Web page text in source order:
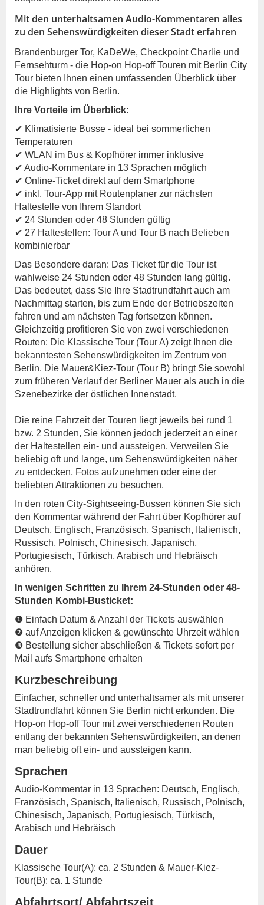
Mit den unterhaltsamen Audio-Kommentaren alles
zu den Sehenswürdigkeiten dieser Stadt erfahren
Brandenburger Tor, KaDeWe, Checkpoint Charlie und
Fernsehturm - die Hop-on Hop-off Touren mit Berlin City
Tour bieten Ihnen einen umfassenden Überblick über
die Highlights von Berlin.
Ihre Vorteile im Überblick:
✔ Klimatisierte Busse - ideal bei sommerlichen
Temperaturen
✔ WLAN im Bus & Kopfhörer immer inklusive
✔ Audio-Kommentare in 13 Sprachen möglich
✔ Online-Ticket direkt auf dem Smartphone
✔ inkl. Tour-App mit Routenplaner zur nächsten
Haltestelle von Ihrem Standort
✔ 24 Stunden oder 48 Stunden gültig
✔ 27 Haltestellen: Tour A und Tour B nach Belieben
kombinierbar
Das Besondere daran: Das Ticket für die Tour ist
wahlweise 24 Stunden oder 48 Stunden lang gültig.
Das bedeutet, dass Sie Ihre Stadtrundfahrt auch am
Nachmittag starten, bis zum Ende der Betriebszeiten
fahren und am nächsten Tag fortsetzen können.
Gleichzeitig profitieren Sie von zwei verschiedenen
Routen: Die Klassische Tour (Tour A) zeigt Ihnen die
bekanntesten Sehenswürdigkeiten im Zentrum von
Berlin. Die Mauer&Kiez-Tour (Tour B) bringt Sie sowohl
zum früheren Verlauf der Berliner Mauer als auch in die
Szenebezirke der östlichen Innenstadt.
Die reine Fahrzeit der Touren liegt jeweils bei rund 1
bzw. 2 Stunden, Sie können jedoch jederzeit an einer
der Haltestellen ein- und aussteigen. Verweilen Sie
beliebig oft und lange, um Sehenswürdigkeiten näher
zu entdecken, Fotos aufzunehmen oder eine der
beliebten Attraktionen zu besuchen.
In den roten City-Sightseeing-Bussen können Sie sich
den Kommentar während der Fahrt über Kopfhörer auf
Deutsch, Englisch, Französisch, Spanisch, Italienisch,
Russisch, Polnisch, Chinesisch, Japanisch,
Portugiesisch, Türkisch, Arabisch und Hebräisch
anhören.
In wenigen Schritten zu Ihrem 24-Stunden oder 48-
Stunden Kombi-Busticket:
❶ Einfach Datum & Anzahl der Tickets auswählen
❷ auf Anzeigen klicken & gewünschte Uhrzeit wählen
❸ Bestellung sicher abschließen & Tickets sofort per
Mail aufs Smartphone erhalten
Kurzbeschreibung
Einfacher, schneller und unterhaltsamer als mit unserer
Stadtrundfahrt können Sie Berlin nicht erkunden. Die
Hop-on Hop-off Tour mit zwei verschiedenen Routen
entlang der bekannten Sehenswürdigkeiten, an denen
man beliebig oft ein- und aussteigen kann.
Sprachen
Audio-Kommentar in 13 Sprachen: Deutsch, Englisch,
Französisch, Spanisch, Italienisch, Russisch, Polnisch,
Chinesisch, Japanisch, Portugiesisch, Türkisch,
Arabisch und Hebräisch
Dauer
Klassische Tour(A): ca. 2 Stunden & Mauer-Kiez-
Tour(B): ca. 1 Stunde
Abfahrtsort/ Abfahrtszeit